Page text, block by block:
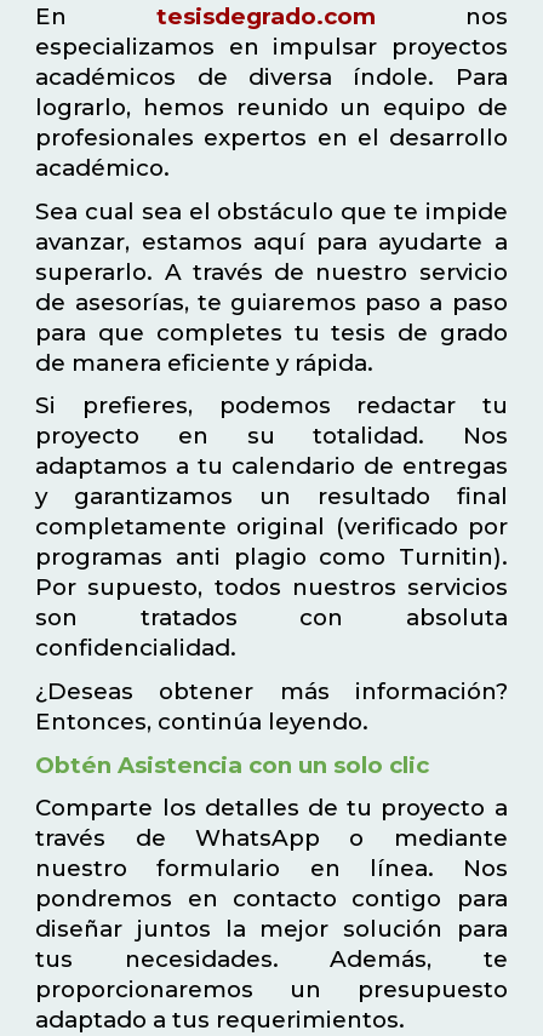
En tesisdegrado.com nos
especializamos en impulsar proyectos
académicos de diversa índole. Para
lograrlo, hemos reunido un equipo de
profesionales expertos en el desarrollo
académico.
Sea cual sea el obstáculo que te impide
avanzar, estamos aquí para ayudarte a
superarlo. A través de nuestro servicio
de asesorías, te guiaremos paso a paso
para que completes tu tesis de grado
de manera eficiente y rápida.
Si prefieres, podemos redactar tu
proyecto en su totalidad. Nos
adaptamos a tu calendario de entregas
y garantizamos un resultado final
completamente original (verificado por
programas anti plagio como Turnitin).
Por supuesto, todos nuestros servicios
son tratados con absoluta
confidencialidad.
¿Deseas obtener más información?
Entonces, continúa leyendo.
Obtén Asistencia con un solo clic
Comparte los detalles de tu proyecto a
través de WhatsApp o mediante
nuestro formulario en línea. Nos
pondremos en contacto contigo para
diseñar juntos la mejor solución para
tus necesidades. Además, te
proporcionaremos un presupuesto
adaptado a tus requerimientos.